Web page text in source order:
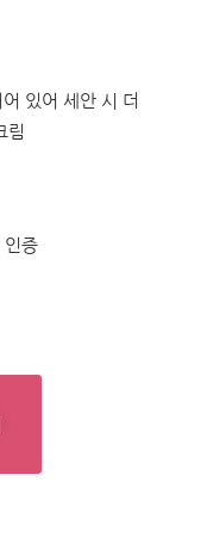
있어 세안 시 더
림
인증